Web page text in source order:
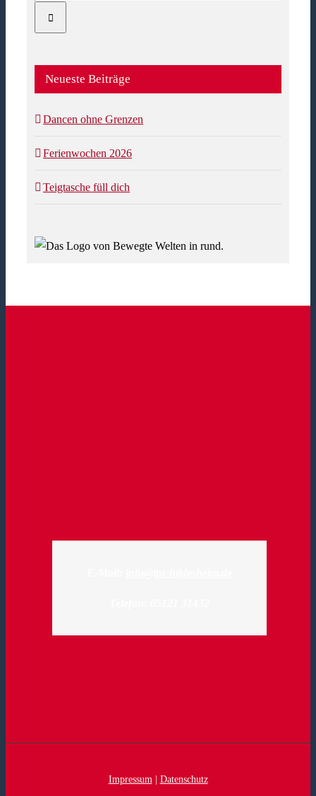
Neueste Beiträge
Dancen ohne Grenzen
Ferienwochen 2026
Teigtasche füll dich
Impressum| Datenschutz